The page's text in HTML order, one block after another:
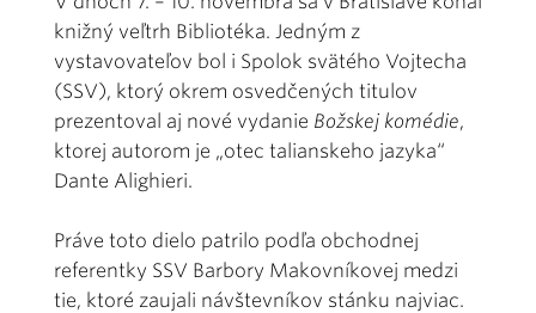
knižný veľtrh Bibliotéka. Jedným z
vystavovateľov bol i Spolok svätého Vojtecha
(SSV), ktorý okrem osvedčených titulov
prezentoval aj nové vydanie Božskej komédie,
ktorej autorom je „otec talianskeho jazyka“
Dante Alighieri.
Práve toto dielo patrilo podľa obchodnej
referentky SSV Barbory Makovníkovej medzi
tie, ktoré zaujali návštevníkov stánku najviac.